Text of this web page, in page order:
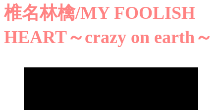
椎名林檎/MY FOOLISH
HEART～crazy on earth～